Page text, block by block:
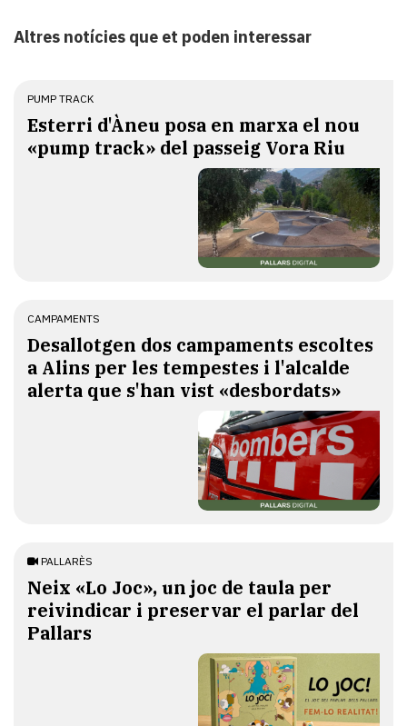
Altres notícies que et poden interessar
PUMP TRACK
Esterri d'Àneu posa en marxa el nou
«pump track» del passeig Vora Riu
CAMPAMENTS
​Desallotgen dos campaments escoltes
a Alins per les tempestes i l'alcalde
alerta que s'han vist «desbordats»
PALLARÈS
​Neix «Lo Joc», un joc de taula per
reivindicar i preservar el parlar del
Pallars